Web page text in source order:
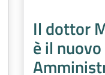
Il dottor
è il